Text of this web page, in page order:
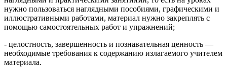
нужно пользоваться наглядными пособиями, графическими и
иллюстративными работами, материал нужно закреплять с
помощью самостоятельных работ и упражнений;
- целостность, завершенность и познавательная ценность —
необходимые требования к содержанию излагаемого учителем
материала.